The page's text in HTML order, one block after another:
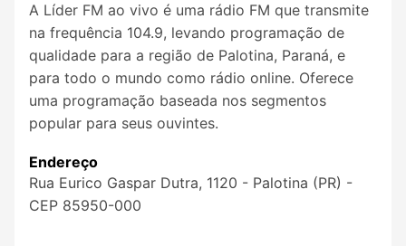
A Líder FM ao vivo é uma rádio FM que transmite
na frequência 104.9, levando programação de
qualidade para a região de Palotina, Paraná, e
para todo o mundo como rádio online. Oferece
uma programação baseada nos segmentos
popular para seus ouvintes.
Endereço
Rua Eurico Gaspar Dutra, 1120‎ - Palotina (PR) -
CEP 85950-000